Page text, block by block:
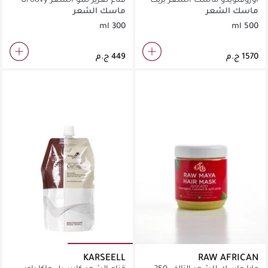
الأرجان 500 مل
ماسك الشعر
500 ml
Growth
ماسك الشعر
300 ml
RAW AFRICAN
KARSEELL